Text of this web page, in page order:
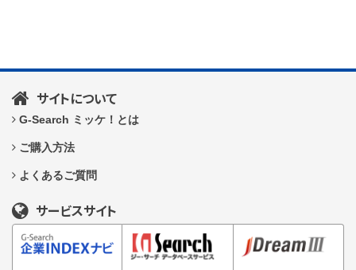
サイトについて
G-Search ミッケ！とは
ご購入方法
よくあるご質問
サービスサイト